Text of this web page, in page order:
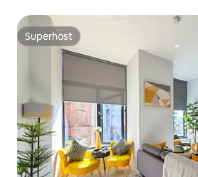
Superhost
Superhost